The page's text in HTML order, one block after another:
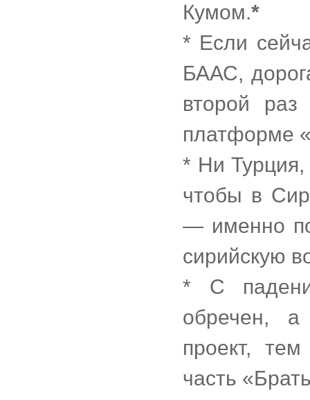
Кумом.*
* Если
БААС,
второй
платформе
* Ни Турция,
чтобы в
— именно
сирийскую
* С
обречен, а
проект,
часть